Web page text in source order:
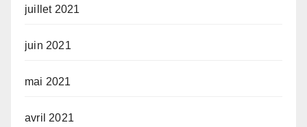
juillet 2021
juin 2021
mai 2021
avril 2021